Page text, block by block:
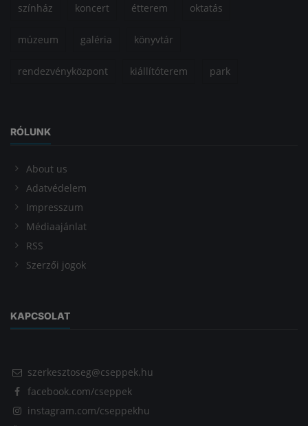
színház koncert étterem oktatás
múzeum galéria könyvtár
rendezvényközpont kiállítóterem park
RÓLUNK
About us
Adatvédelem
Impresszum
Médiaajánlat
RSS
Szerzői jogok
KAPCSOLAT
szerkesztoseg@cseppek.hu
facebook.com/cseppek
instagram.com/cseppekhu